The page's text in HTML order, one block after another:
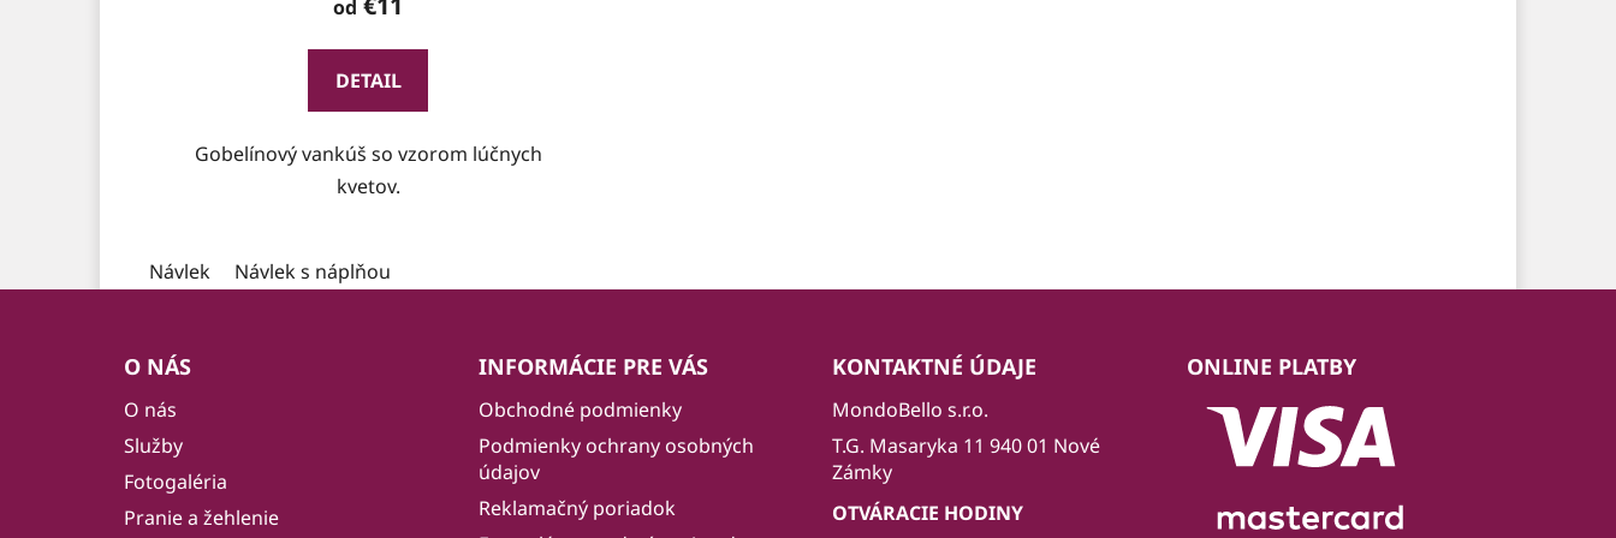
od
DETAIL
Gobelínový vankúš so vzorom lúčnych
kvetov.
Návlek Návlek s náplňou
O NÁS
O nás
Služby
Fotogaléria
Pranie a žehlenie
INFORMÁCIE PRE VÁS
Obchodné podmienky
Podmienky ochrany osobných
údajov
Reklamačný poriadok
KONTAKTNÉ ÚDAJE
MondoBello s.r.o.
T.G. Masaryka 11 940 01 Nové
Zámky
OTVÁRACIE HODINY
ONLINE PLATBY